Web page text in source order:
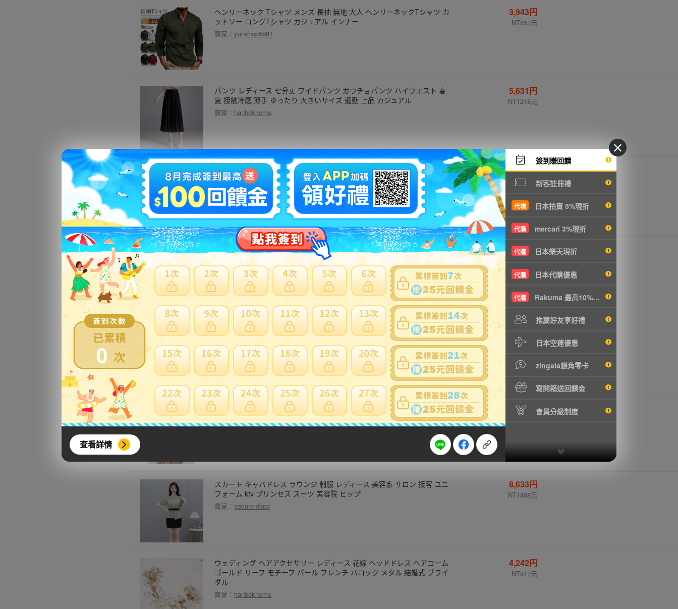
0
查看詳情
簽到賺回饋
新客註冊禮
代標 日本拍賣 5%現折
代購 mercari 3%現折
代購 日本樂天現折
代購 日本代購優惠
代購 Rakuma 最高10%現折
推薦好友享好禮
日本空運優惠
zingala銀角零卡
寫開箱送回饋金
會員分級制度
ヘンリーネック Tシャツ メンズ 長袖 無地 大人 ヘンリーネックTシャツ カ
ットソー ロングTシャツ カジュアル インナー
賣家：yui-shop5981
3,943円
NT853元
パンツ レディース 七分丈 ワイドパンツ ガウチョパンツ ハイウエスト 春
夏 接触冷感 薄手 ゆったり 大きいサイズ 通勤 上品 カジュアル
賣家： hanbokhome
5,631円
NT1218元
レディース スーツ ジャケット パンツ セットアップ おしゃれ ファッション
女性 春秋 学生 面接 ビジネス 通勤 エレガント スタイリッシュ 大きいサイ
ズ
賣家：la-graine
6,044円
NT1307元
ヘアアクセサリーレディースヘッドバンドカチューシャ兎柄布製イースタ
ーエッグウサギプリント結び目シンプルかわいいおしゃれフェミニンナチ
ュラル髪飾り髪留め普段使いパーティーイベント仮装お出かけ雑貨小物ア
クセサリ
賣家：rapport-select
2,816円
NT609元
ジャケット レディース ミセス 母親 春秋 ニット カーディガン 前開き 花柄
トップス 厚手 カジュアル 40代 50代 60代 アウター ルーズ フィット ゆっ
たり 長袖 通勤 普段着 おしゃれ 体型カバー ネイビー
賣家： narukimar
6,689円
NT1447元
レディース 黒 ジャケット 秋冬 カジュアル 小さい ハイエンド ストリート
トップス レディースファッション スリムフィット クール ハイエンド おし
ゃれ
8,228円
NT1780元
スカート キャバドレス ラウンジ 制服 レディース 美容系 サロン 接客 ユニ
フォーム ktv プリンセス スーツ 美容院 ヒップ
賣家：secure-depo
8,633円
NT1868元
ウェディング ヘアアクセサリー レディース 花嫁 ヘッドドレス ヘアコーム
ゴールド リーフ モチーフ パール フレンチ バロック メタル 結婚式 ブライ
ダル
賣家： hanbokhome
4,242円
NT917元